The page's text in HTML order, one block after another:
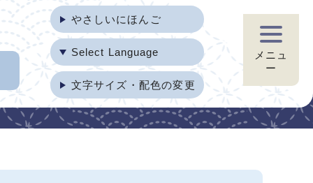
やさしいにほんご
Select Language
文字サイズ・配色の変更
メニュ
ー